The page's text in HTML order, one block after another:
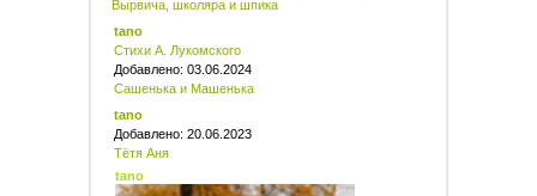
Вырвича, школяра и шпика
tano
Стихи А. Лукомского
Добавлено: 03.06.2024
Сашенька и Машенька
tano
Добавлено: 20.06.2023
Тётя Аня
tano